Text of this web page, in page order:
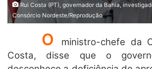
Rui Costa (PT), governador da Bahia,
Consórcio Nordeste/Reprodução
O
ministro-chefe da
Costa, disse que o